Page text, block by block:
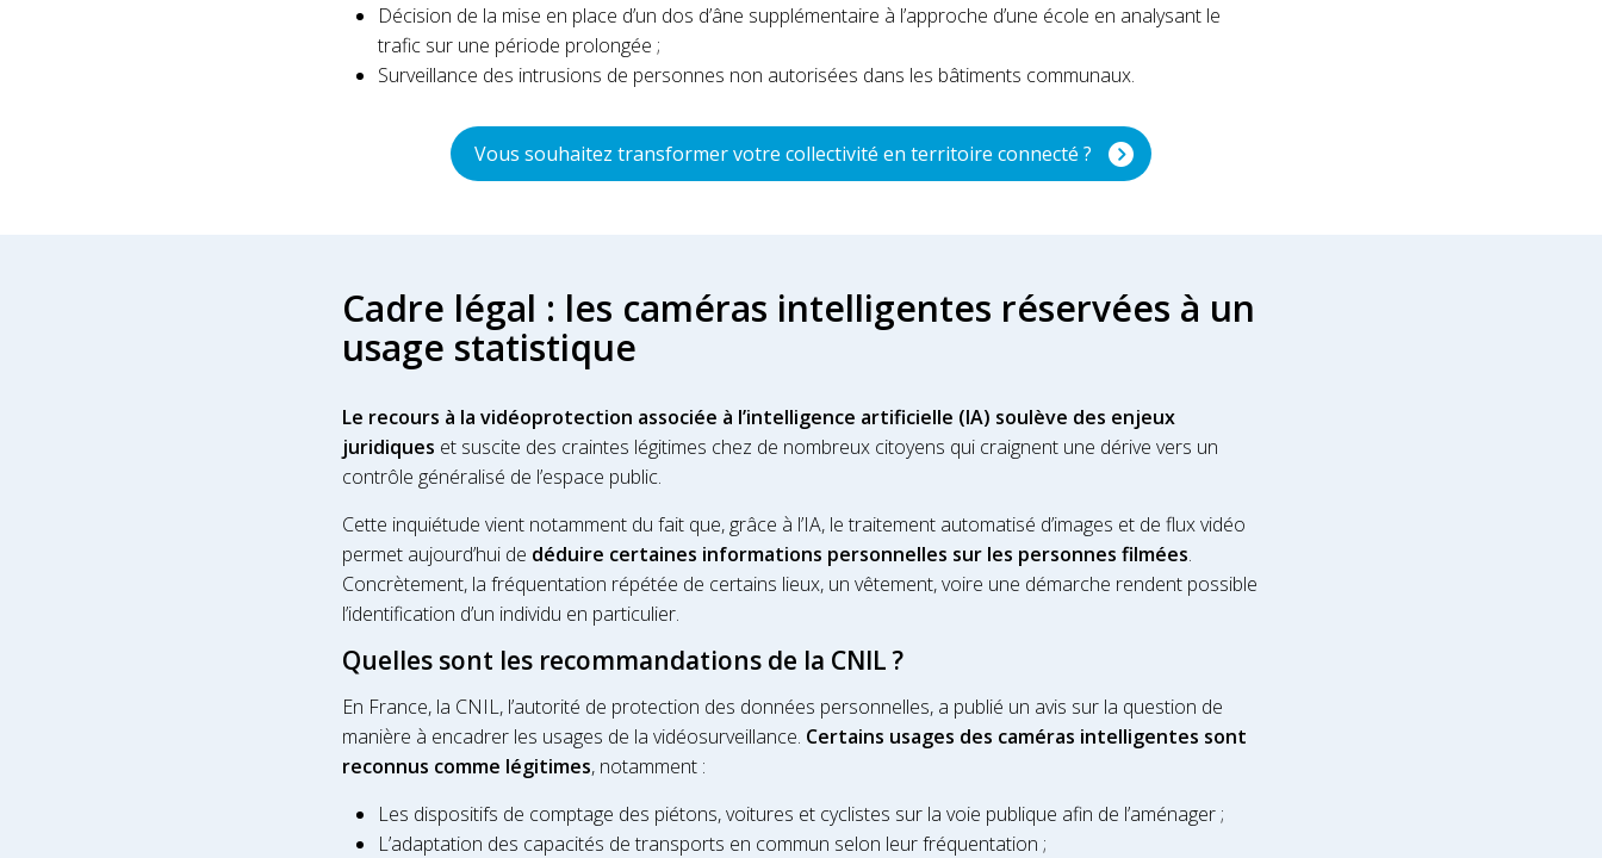
Décision de la mise en place d’un dos d’âne supplémentaire à l’approche d’une école en analysant le
trafic sur une période prolongée ;
Surveillance des intrusions de personnes non autorisées dans les bâtiments communaux.
Vous souhaitez transformer votre collectivité en territoire connecté ?
Cadre légal : les caméras intelligentes réservées à un
usage statistique
Le recours à la vidéoprotection associée à l’intelligence artificielle (IA) soulève des enjeux
juridiques et suscite des craintes légitimes chez de nombreux citoyens qui craignent une dérive vers un
contrôle généralisé de l’espace public.
Cette inquiétude vient notamment du fait que, grâce à l’IA, le traitement automatisé d’images et de flux vidéo
permet aujourd’hui de déduire certaines informations personnelles sur les personnes filmées.
Concrètement, la fréquentation répétée de certains lieux, un vêtement, voire une démarche rendent possible
l’identification d’un individu en particulier.
Quelles sont les recommandations de la CNIL ?
En France, la CNIL, l’autorité de protection des données personnelles, a publié un avis sur la question de
manière à encadrer les usages de la vidéosurveillance. Certains usages des caméras intelligentes sont
reconnus comme légitimes, notamment :
Les dispositifs de comptage des piétons, voitures et cyclistes sur la voie publique afin de l’aménager ;
L’adaptation des capacités de transports en commun selon leur fréquentation ;